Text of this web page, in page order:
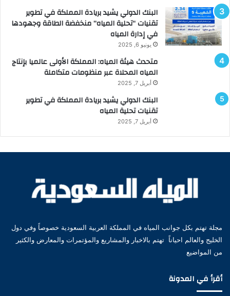
البنك الدولي يشيد بريادة المملكة في تطوير
تقنيات “تحلية المياه” منخفضة الطاقة وجهودها
في إدارة المياه
يونيو 6, 2025
متحدث هيئة المياه: المملكة الأولى عالميا بإنتاج
المياه المحلاة عبر منظومات متكاملة
أبريل 7, 2025
البنك الدولي يشيد بريادة المملكة في تطوير
تقنيات تحلية المياه
أبريل 7, 2025
مجلة تهتم بكل جوانب المياه في المملكة العربية السعودية خصوصاً وفي دول
الخليج والعالم احياناً تهتم بالاخبار والمشاريع والمؤتمرات والمعارض والكثير
من المواضيع
أقرأ في المدونة